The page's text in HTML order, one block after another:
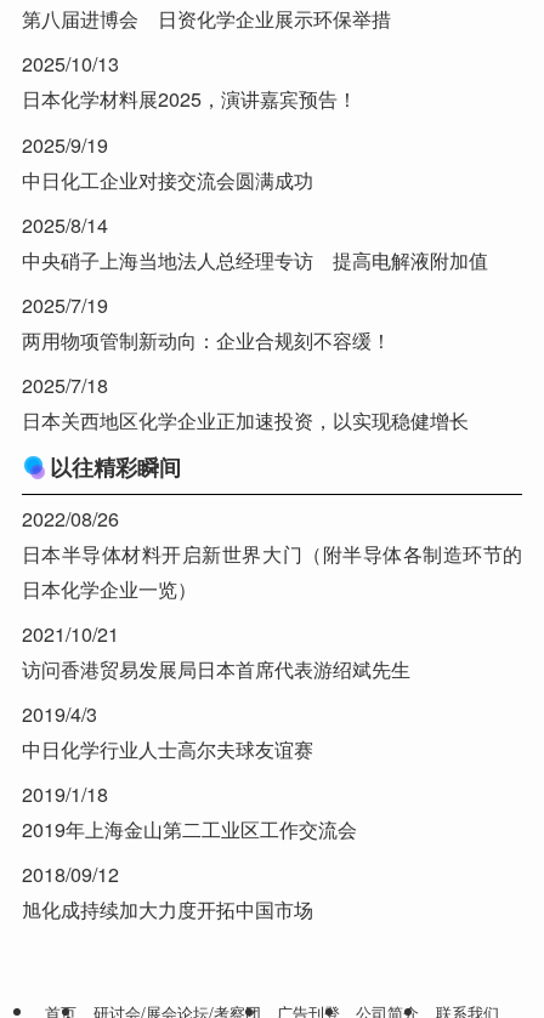
第八届进博会 日资化学企业展示环保举措
2025/10/13
日本化学材料展2025，演讲嘉宾预告！
2025/9/19
中日化工企业对接交流会圆满成功
2025/8/14
中央硝子上海当地法人总经理专访 提高电解液附加值
2025/7/19
两用物项管制新动向：企业合规刻不容缓！
2025/7/18
日本关西地区化学企业正加速投资，以实现稳健增长
以往精彩瞬间
2022/08/26
日本半导体材料开启新世界大门（附半导体各制造环节的
日本化学企业一览）
2021/10/21
访问香港贸易发展局日本首席代表游绍斌先生
2019/4/3
中日化学行业人士高尔夫球友谊赛
2019/1/18
2019年上海金山第二工业区工作交流会
2018/09/12
旭化成持续加大力度开拓中国市场
首页 研讨会/展会论坛/考察团 广告刊登 公司简介 联系我们